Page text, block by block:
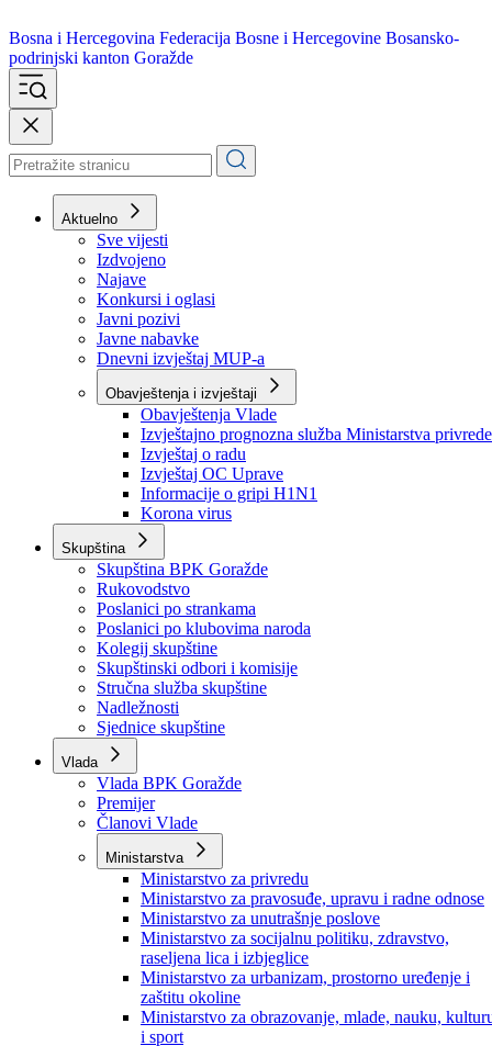
Bosna i Hercegovina
podrinjski kanton Goražde
Aktuelno
Sve vijesti
Izdvojeno
Najave
Konkursi i oglasi
Javni pozivi
Javne nabavke
Dnevni izvještaj MUP-a
Obavještenja i izvještaji
Obavještenja Vlade
Izvještajno prognozna služba Ministarstva privrede
Izvještaj o radu
Izvještaj OC Uprave
Informacije o gripi H1N1
Korona virus
Skupština
Skupština BPK Goražde
Rukovodstvo
Poslanici po strankama
Poslanici po klubovima naroda
Kolegij skupštine
Skupštinski odbori i komisije
Stručna služba skupštine
Nadležnosti
Sjednice skupštine
Vlada
Vlada BPK Goražde
Premijer
Članovi Vlade
Ministarstva
Ministarstvo za privredu
Ministarstvo za pravosuđe, upravu i radne odnose
Ministarstvo za unutrašnje poslove
Ministarstvo za socijalnu politiku, zdravstvo,
raseljena lica i izbjeglice
Ministarstvo za urbanizam, prostorno uređenje i